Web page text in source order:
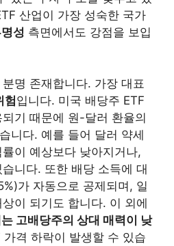
산업이 가장 성숙한 국가
성 측면에서도 강점을 보입
명 존재합니다. 가장 대표
험입니다. 미국 배당주 ETF
기 때문에 원-달러 환율의
니다. 예를 들어 달러 약세
이 예상보다 낮아지거나,
니다. 또한 배당 소득에 대
가 자동으로 공제되며, 일
이 되기도 합니다. 이 외에
고배당주의 상대 매력이 낮
가격 하락이 발생할 수 있습